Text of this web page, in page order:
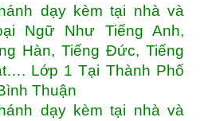
dạy kèm tại nhà và
Ngữ Như Tiếng Anh,
Hàn, Tiếng Đức, Tiếng
Lớp 1 Tại Thành Phố
Thuận
dạy kèm tại nhà và